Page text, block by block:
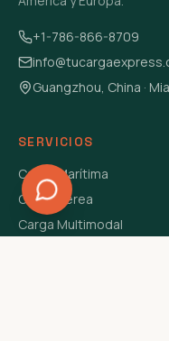
+1-786-866-8709
Guangzhou, China ·
SERVICIOS
Carga Marítima
Carga Aérea
Carga Multimodal